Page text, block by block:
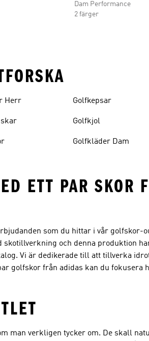
Dam Performance
2 färger
Herr Golfkepsar
Golfkjol
Golfkläder Dam
ETT PAR SKOR
som du hittar i vår
och denna produktion
Vi är dedikerade till att tillverka
golfskor från adidas kan du fokusera
man verkligen tycker om. De skall